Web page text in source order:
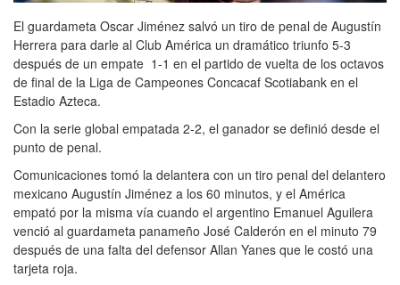
El guardameta Oscar Jiménez salvó un tiro de penal de Augustín
Herrera para darle al Club América un dramático triunfo 5-3
después de un empate 1-1 en el partido de vuelta de los octavos
de final de la Liga de Campeones Concacaf Scotiabank en el
Estadio Azteca.
Con la serie global empatada 2-2, el ganador se definió desde el
punto de penal.
Comunicaciones tomó la delantera con un tiro penal del delantero
mexicano Augustín Jiménez a los 60 minutos, y el América
empató por la misma vía cuando el argentino Emanuel Aguilera
venció al guardameta panameño José Calderón en el minuto 79
después de una falta del defensor Allan Yanes que le costó una
tarjeta roja.